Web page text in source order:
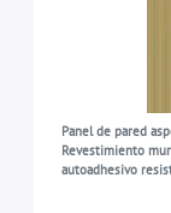
Panel de pared
Revestimiento
autoadhesivo